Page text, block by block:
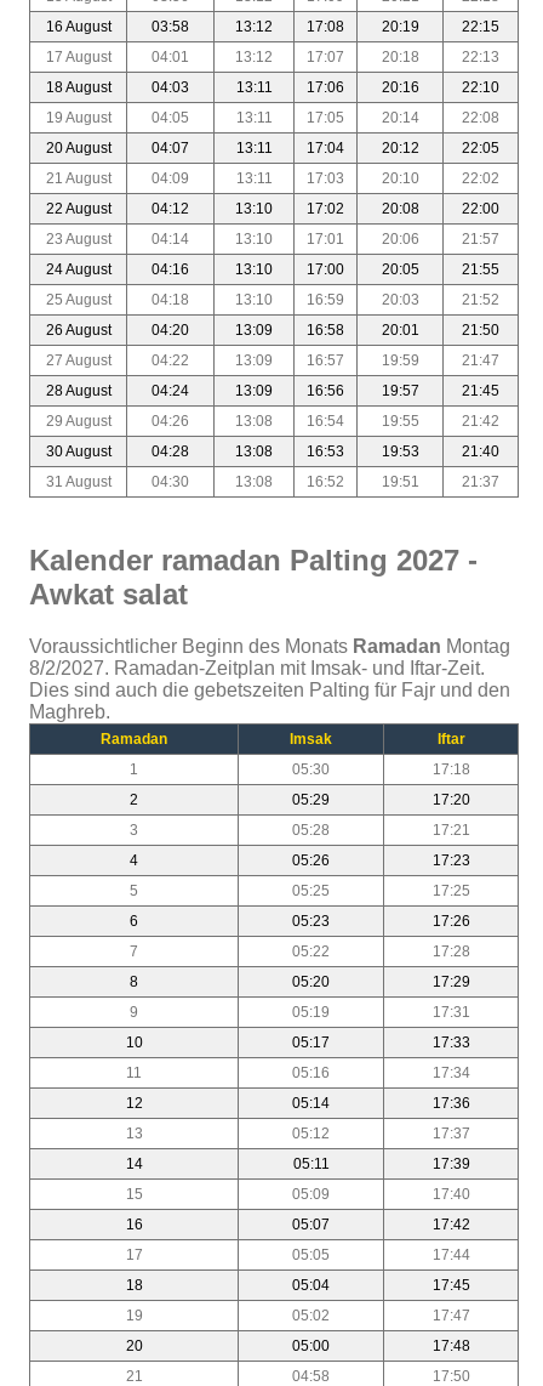
16 August
03:58 13:12 17:08 20:19
22:15
17 August
04:01 13:12 17:07 20:18
22:13
18 August
04:03 13:11 17:06 20:16
22:10
19 August
04:05 13:11 17:05 20:14
22:08
20 August
04:07 13:11 17:04 20:12
22:05
21 August
04:09 13:11 17:03 20:10
22:02
22 August
04:12 13:10 17:02 20:08
22:00
23 August
04:14 13:10 17:01 20:06
21:57
24 August
04:16 13:10 17:00 20:05
21:55
25 August
04:18 13:10 16:59 20:03
21:52
26 August
04:20 13:09 16:58 20:01
21:50
27 August
04:22 13:09 16:57 19:59
21:47
28 August
04:24 13:09 16:56 19:57
21:45
29 August
04:26 13:08 16:54 19:55
21:42
30 August
04:28 13:08 16:53 19:53
21:40
31 August
04:30 13:08 16:52 19:51 21:37
Kalender ramadan Palting 2027 -
Awkat salat
Voraussichtlicher Beginn des Monats Ramadan Montag
8/2/2027. Ramadan-Zeitplan mit Imsak- und Iftar-Zeit.
Dies sind auch die gebetszeiten Palting für Fajr und den
Maghreb.
Ramadan Imsak
Iftar
1
05:30
17:18
2
05:29
17:20
3
05:28
17:21
4
05:26
17:23
5
05:25
17:25
6
05:23
17:26
7
05:22
17:28
8
05:20
17:29
9
05:19
17:31
10
05:17
17:33
11
05:16
17:34
12
05:14
17:36
13
05:12
17:37
14
05:11
17:39
15
05:09
17:40
16
05:07
17:42
17
05:05
17:44
18
05:04
17:45
19
05:02
17:47
20
05:00
17:48
21
04:58
17:50